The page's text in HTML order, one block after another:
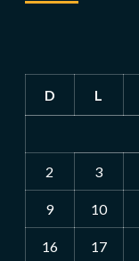
D L
2 3
9 10
16 17